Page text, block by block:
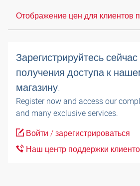
Отображение цен для клиентов
Зарегистрируйтесь
получения доступа к
магазину.
Register now and access our
and many exclusive services.
Войти / зарегистрироваться
Наш центр поддержки